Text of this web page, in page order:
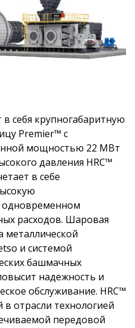
себя крупногабаритную
Premier™ с
мощностью 22 МВт
давления HRC™
в себе
одновременном
расходов. Шаровая
металлической
и системой
башмачных
надежность и
обслуживание. HRC™
отрасли технологией
передовой